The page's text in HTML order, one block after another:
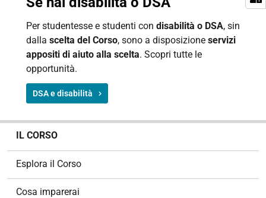
Per studentesse e studenti con disabilità o DSA, sin
dalla scelta del Corso, sono a disposizione servizi
appositi di aiuto alla scelta. Scopri tutte le
opportunità.
DSA e disabilità
IL CORSO
Esplora il Corso
Cosa imparerai